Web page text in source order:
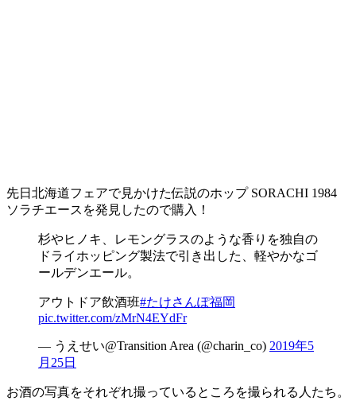
先日北海道フェアで見かけた伝説のホップ SORACHI 1984
ソラチエースを発見したので購入！
杉やヒノキ、レモングラスのような香りを独自の
ドライホッピング製法で引き出した、軽やかなゴ
ールデンエール。
アウトドア飲酒班#たけさんぽ福岡
pic.twitter.com/zMrN4EYdFr
— うえせい@Transition Area (@charin_co) 2019年5
月25日
お酒の写真をそれぞれ撮っているところを撮られる人たち。